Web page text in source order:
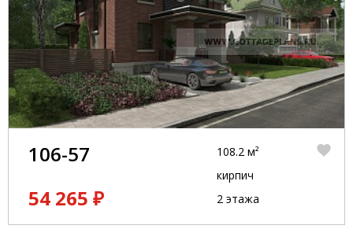
106-57
54 265 ₽
108.2 м²
кирпич
2 этажа